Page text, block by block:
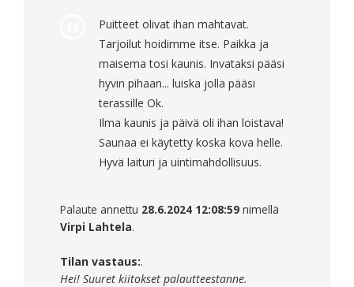
Puitteet olivat ihan mahtavat.
Tarjoilut hoidimme itse. Paikka ja
maisema tosi kaunis. Invataksi pääsi
hyvin pihaan... luiska jolla pääsi
terassille Ok.
Ilma kaunis ja päivä oli ihan loistava!
Saunaa ei käytetty koska kova helle.
Hyvä laituri ja uintimahdollisuus.
Palaute annettu 28.6.2024 12:08:59 nimellä
Virpi Lahtela.
Tilan vastaus:.
Hei! Suuret kiitokset palautteestanne.